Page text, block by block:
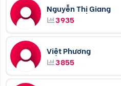
Nguyễn Thị Giang
3935
Việt Phương
3855